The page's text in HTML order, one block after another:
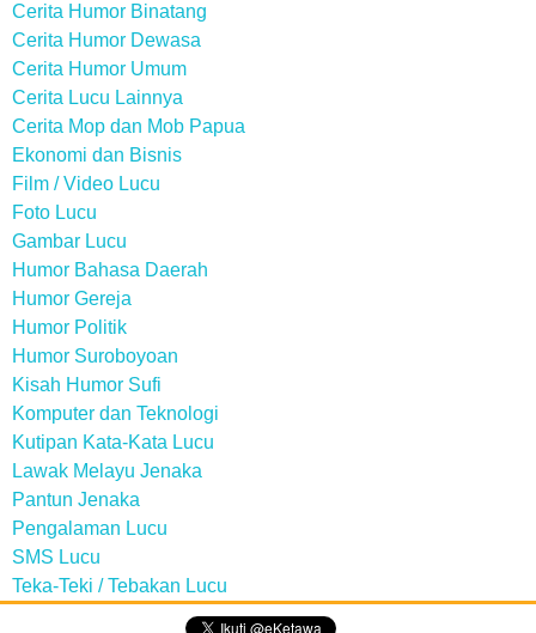
Cerita Humor Binatang
Cerita Humor Dewasa
Cerita Humor Umum
Cerita Lucu Lainnya
Cerita Mop dan Mob Papua
Ekonomi dan Bisnis
Film / Video Lucu
Foto Lucu
Gambar Lucu
Humor Bahasa Daerah
Humor Gereja
Humor Politik
Humor Suroboyoan
Kisah Humor Sufi
Komputer dan Teknologi
Kutipan Kata-Kata Lucu
Lawak Melayu Jenaka
Pantun Jenaka
Pengalaman Lucu
SMS Lucu
Teka-Teki / Tebakan Lucu